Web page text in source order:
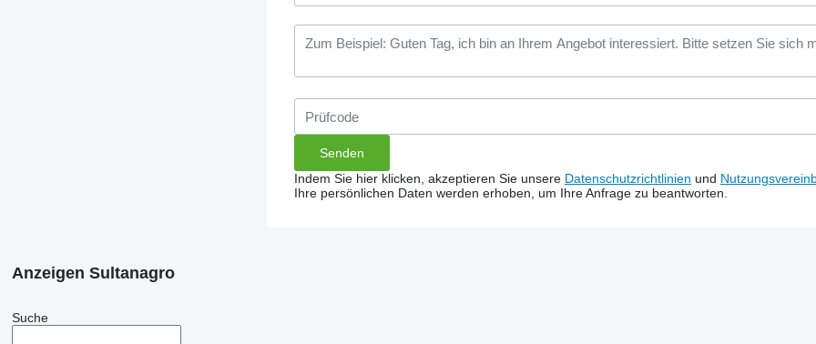
Indem Sie hier klicken, akzeptieren Sie unsere Datenschutzrichtlinien und
Ihre persönlichen Daten werden erhoben, um Ihre Anfrage zu beantworten.
Anzeigen Sultanagro
Suche